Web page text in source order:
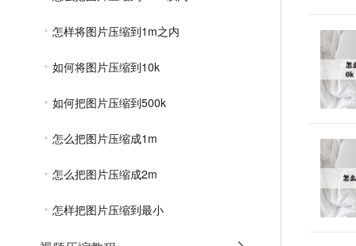
怎样将图片压缩到1m之内
如何将图片压缩到10k
如何把图片压缩到500k
怎么把图片压缩成1m
怎么把图片压缩成2m
怎样把图片压缩到最小